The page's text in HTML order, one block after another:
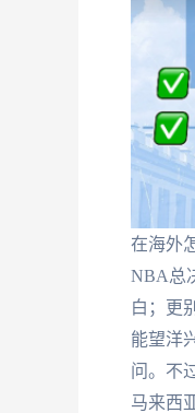
在海外
NBA总
白；更
能望洋
问。不
马来西